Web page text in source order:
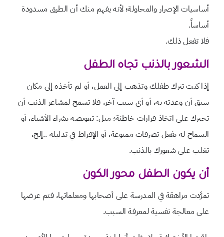
أساسيات الإصرار والمحاولة؛ لأنه يفهم منك أن الطرق مسدودة
أساساً.
فلا تفعل ذلك.
الشعور بالذنب تجاه الطفل
إذا كنت تترك طفلك وتذهب إلى العمل، أو لم تأخذه إلى مكان
سبق أن وعدته به، أو أي سبب آخر، فلا تسمح لمشاعر الذنب أن
تجبرك على اتخاذ قرارات خاطئة؛ مثل: تعويضه بشراء الأشياء، أو
السماح له بفعل تصرفات ممنوعة، أو الإفراط في تدليله ..إلخ،
تغلب على شعورك بالذنب.
أن يكون الطفل محور الكون
تمرَّدت مراهقة في المدرسة على أصحابها ومعلماتها، فتم عرضها
على معالجة نفسية لمعرفة السبب.